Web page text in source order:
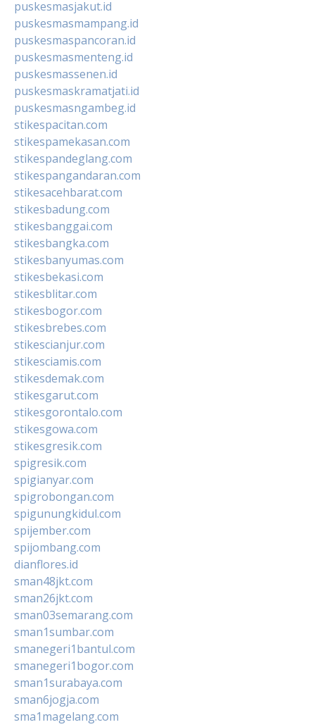
puskesmasjakut.id
puskesmasmampang.id
puskesmaspancoran.id
puskesmasmenteng.id
puskesmassenen.id
puskesmaskramatjati.id
puskesmasngambeg.id
stikespacitan.com
stikespamekasan.com
stikespandeglang.com
stikespangandaran.com
stikesacehbarat.com
stikesbadung.com
stikesbanggai.com
stikesbangka.com
stikesbanyumas.com
stikesbekasi.com
stikesblitar.com
stikesbogor.com
stikesbrebes.com
stikescianjur.com
stikesciamis.com
stikesdemak.com
stikesgarut.com
stikesgorontalo.com
stikesgowa.com
stikesgresik.com
spigresik.com
spigianyar.com
spigrobongan.com
spigunungkidul.com
spijember.com
spijombang.com
dianflores.id
sman48jkt.com
sman26jkt.com
sman03semarang.com
sman1sumbar.com
smanegeri1bantul.com
smanegeri1bogor.com
sman1surabaya.com
sman6jogja.com
sma1magelang.com